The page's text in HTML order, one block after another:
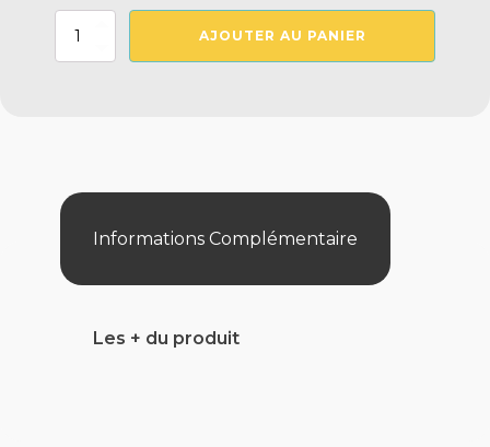
quantité
AJOUTER AU PANIER
Informations Complémentaire
Les + du produit